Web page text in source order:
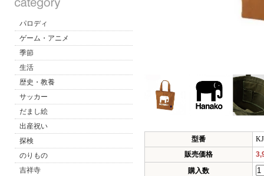
パロディ
ゲーム・アニメ
季節
生活
歴史・教養
サッカー
だまし絵
出産祝い
探検
のりもの
吉祥寺
型番
販売価格
購入数